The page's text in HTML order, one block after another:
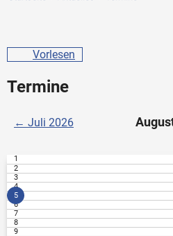
Vorlesen
Termine
← Juli 2026
1
2
3
4
5
6
7
8
9